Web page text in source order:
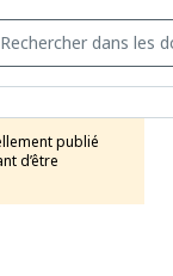
publié
d’être